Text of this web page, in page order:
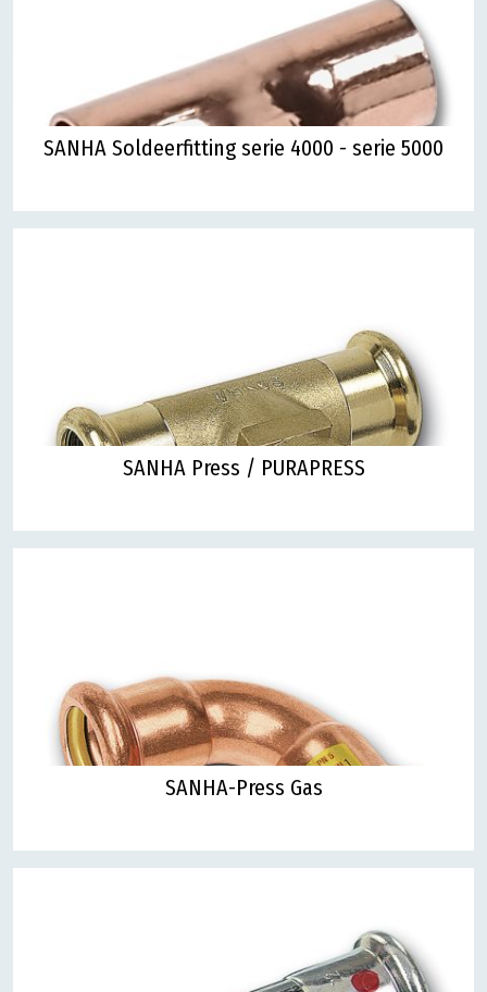
SANHA Soldeerfitting serie 4000 - serie 5000
SANHA Press / PURAPRESS
SANHA-Press Gas